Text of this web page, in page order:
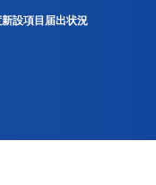
設項目届出状況